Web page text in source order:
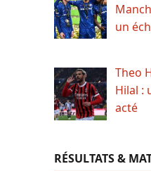
un
Theo
Hilal :
acté
RÉSULTATS &